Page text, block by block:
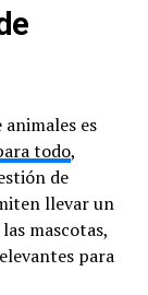
es
todo,
de
llevar un
mascotas,
para